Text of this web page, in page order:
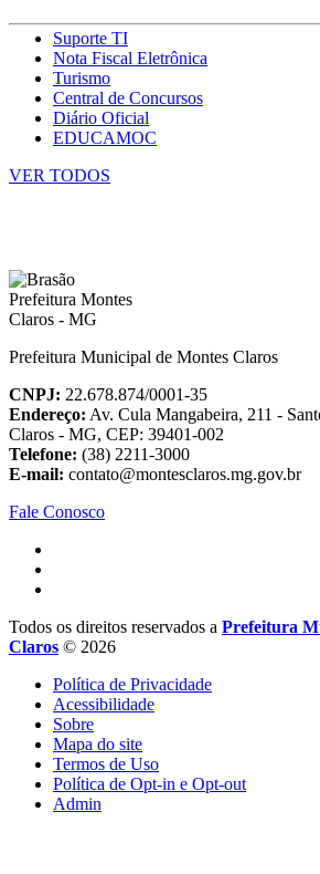
Suporte TI
Nota Fiscal Eletrônica
Turismo
Central de Concursos
Diário Oficial
EDUCAMOC
VER TODOS
Prefeitura Municipal de Montes Claros
CNPJ: 22.678.874/0001-35
Endereço: Av. Cula Mangabeira, 211 -
Claros - MG, CEP: 39401-002
Telefone: (38) 2211-3000
E-mail: contato@montesclaros.mg.gov.br
Fale Conosco
Todos os direitos reservados a Prefeitura
Claros © 2026
Política de Privacidade
Acessibilidade
Sobre
Mapa do site
Termos de Uso
Política de Opt-in e Opt-out
Admin